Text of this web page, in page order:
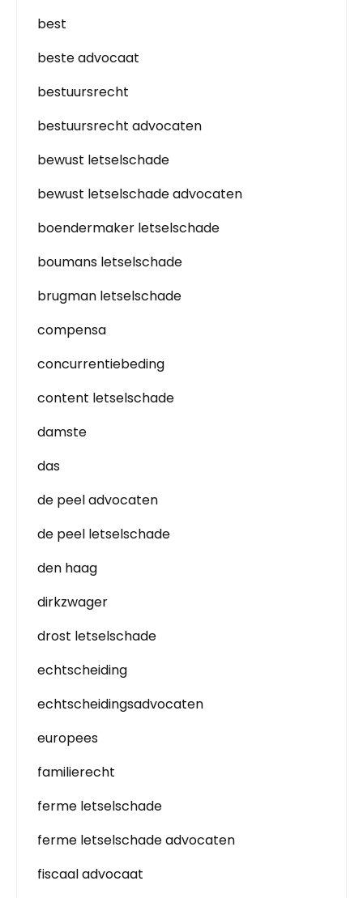
best
beste advocaat
bestuursrecht
bestuursrecht advocaten
bewust letselschade
bewust letselschade advocaten
boendermaker letselschade
boumans letselschade
brugman letselschade
compensa
concurrentiebeding
content letselschade
damste
das
de peel advocaten
de peel letselschade
den haag
dirkzwager
drost letselschade
echtscheiding
echtscheidingsadvocaten
europees
familierecht
ferme letselschade
ferme letselschade advocaten
fiscaal advocaat